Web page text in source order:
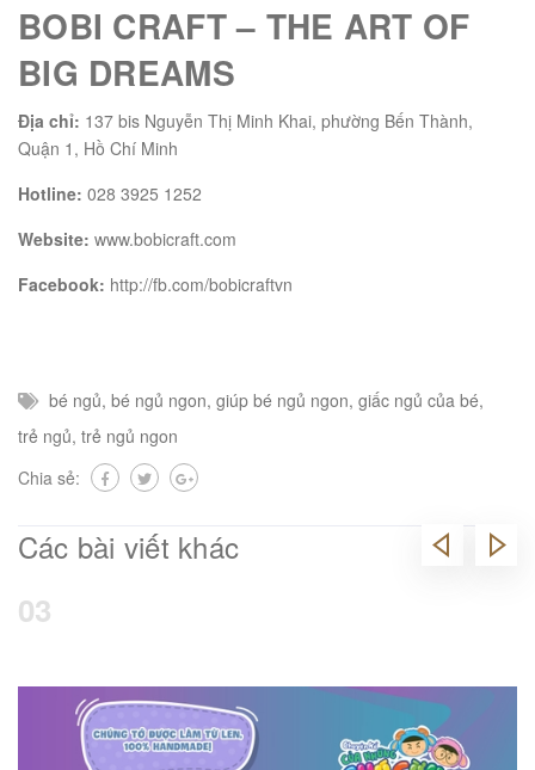
BOBI CRAFT – THE ART OF
BIG DREAMS
Địa chỉ: 137 bis Nguyễn Thị Minh Khai, phường Bến Thành,
Quận 1, Hồ Chí Minh
Hotline: 028 3925 1252
Website: www.bobicraft.com
Facebook: http://fb.com/bobicraftvn
bé ngủ, bé ngủ ngon, giúp bé ngủ ngon, giấc ngủ của bé,
trẻ ngủ, trẻ ngủ ngon
Chia sẻ:
Các bài viết khác
03